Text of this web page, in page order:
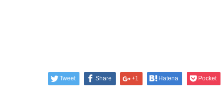
Tweet Share +1 Hatena Pocket